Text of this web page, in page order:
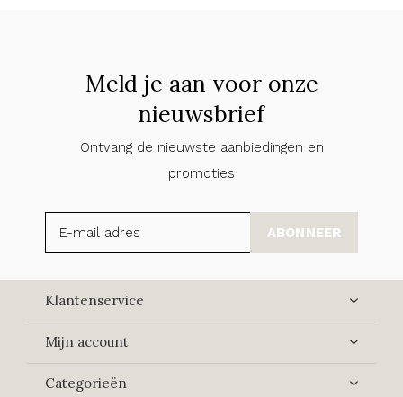
Meld je aan voor onze
nieuwsbrief
Ontvang de nieuwste aanbiedingen en
promoties
ABONNEER
Klantenservice
Mijn account
Categorieën